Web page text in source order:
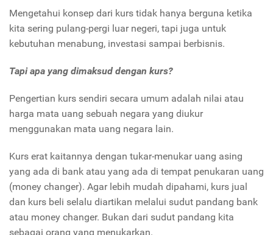
Mengetahui konsep dari kurs tidak hanya berguna ketika
kita sering pulang-pergi luar negeri, tapi juga untuk
kebutuhan menabung, investasi sampai berbisnis.
Tapi apa yang dimaksud dengan kurs?
Pengertian kurs sendiri secara umum adalah nilai atau
harga mata uang sebuah negara yang diukur
menggunakan mata uang negara lain.
Kurs erat kaitannya dengan tukar-menukar uang asing
yang ada di bank atau yang ada di tempat penukaran uang
(money changer). Agar lebih mudah dipahami, kurs jual
dan kurs beli selalu diartikan melalui sudut pandang bank
atau money changer. Bukan dari sudut pandang kita
sebagai orang yang menukarkan.